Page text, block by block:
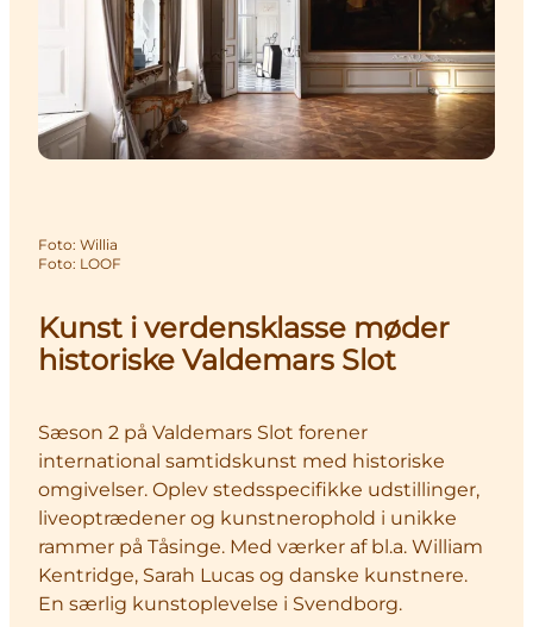
Foto: Willia
Foto: LOOF
Kunst i verdensklasse møder
historiske Valdemars Slot
Sæson 2 på Valdemars Slot forener
international samtidskunst med historiske
omgivelser. Oplev stedsspecifikke udstillinger,
liveoptrædener og kunstnerophold i unikke
rammer på Tåsinge. Med værker af bl.a. William
Kentridge, Sarah Lucas og danske kunstnere.
En særlig kunstoplevelse i Svendborg.